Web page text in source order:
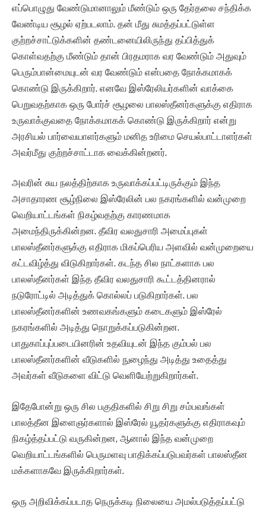
எப்பொழுது வேண்டுமானாலும் மீண்டும் ஒரு தேர்தலை சந்திக்க
வேண்டிய சூழல் ஏற்படலாம். தன் மீது சுமத்தப்பட்டுள்ள
குற்றச்சாட்டுக்களின் தண்டனையிலிருந்து தப்பித்துக்
கொள்வதற்கு மீண்டும் தான் பிரதமராக வர வேண்டும் அதுவும்
பெரும்பான்மையுடன் வர வேண்டும் என்பதை நோக்கமாகக்
கொண்டு இருக்கிறார். எனவே இஸ்ரேலியர்களின் வாக்கை
பெறுவதற்காக ஒரு போர்ச் சூழலை பாலஸ்தீனர்களுக்கு எதிராக
உருவாக்குவதை நோக்கமாகக் கொண்டு இருக்கிறார் என்று
அரசியல் பார்வையாளர்களும் மனித உரிமை செயல்பாட்டாளர்கள்
அவர்மீது குற்றச்சாட்டாக வைக்கின்றனர்.
அவரின் சுய நலத்திற்காக உருவாக்கப்பட்டிருக்கும் இந்த
அசாதாரண சூழ்நிலை இஸ்ரேலின் பல நகரங்களில் வன்முறை
வெறியாட்டங்கள் நிகழ்வதற்கு காரணமாக
அமைந்திருக்கின்றன. தீவிர வலதுசாரி அமைப்புகள்
பாலஸ்தீனர்களுக்கு எதிராக மிகப்பெரிய அளவில் வன்முறையை
கட்டவிழ்த்து விடுகிறார்கள். கடந்த சில நாட்களாக பல
பாலஸ்தீனர்கள் இந்த தீவிர வலதுசாரி கூட்டத்தினரால்
நடுரோட்டில் அடித்துக் கொல்லப் படுகிறார்கள். பல
பாலஸ்தீனர்களின் உணவகங்களும் கடைகளும் இஸ்ரேல்
நகரங்களில் அடித்து நொறுக்கப்படுகின்றன.
பாதுகாப்புப்படையினரின் உதவியுடன் இந்த கும்பல் பல
பாலஸ்தீனர்களின் வீடுகளில் நுழைந்து அடித்து உதைத்து
அவர்கள் வீடுகளை விட்டு வெளியேற்றுகிறார்கள்.
இதேபோன்று ஒரு சில பகுதிகளில் சிறு சிறு சம்பவங்கள்
பாலத்தீன இளைஞர்களால் இஸ்ரேல் யூதர்களுக்கு எதிராகவும்
நிகழ்த்தப்பட்டு வருகின்றன, ஆனால் இந்த வன்முறை
வெறியாட்டங்களில் பெருமளவு பாதிக்கப்படுபவர்கள் பாலஸ்தீன
மக்களாகவே இருக்கிறார்கள்.
ஒரு அறிவிக்கப்படாத நெருக்கடி நிலையை அமல்படுத்தப்பட்டு